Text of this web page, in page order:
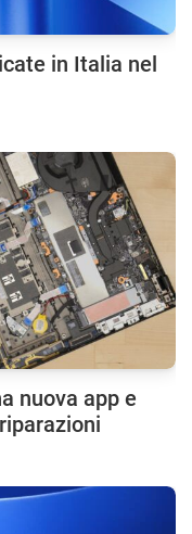
in Italia nel
nuova app e